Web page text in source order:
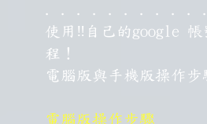
. . . . . . . . . .
使用‼️自己的google
程！
電腦版與手機版操作
電腦版操作步驟